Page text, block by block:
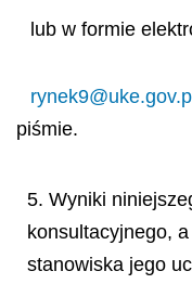
lub w formie
rynek9@uke.gov.pl
piśmie.
5. Wyniki
konsultacyjnego,
stanowiska jego